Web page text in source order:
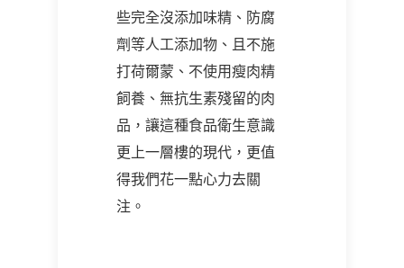
些完全沒添加味精、防腐
劑等人工添加物、且不施
打荷爾蒙、不使用瘦肉精
飼養、無抗生素殘留的肉
品，讓這種食品衛生意識
更上一層樓的現代，更值
得我們花一點心力去關
注。